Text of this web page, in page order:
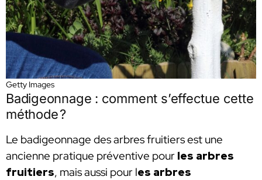
Getty Images
Badigeonnage : comment s’effectue cette
méthode ?
Le badigeonnage des arbres fruitiers est une
ancienne pratique préventive pour les arbres
fruitiers, mais aussi pour les arbres